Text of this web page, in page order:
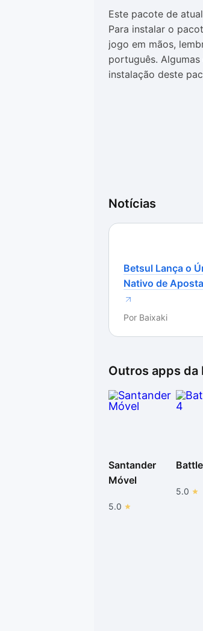
Este pacote de
Para instalar o
jogo em mãos,
português.
instalação deste
Notícias
Betsul Lança o
Nativo de
Por Baixaki
Outros apps da
Santander
Móvel
5.0
5.0